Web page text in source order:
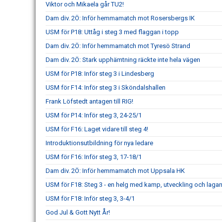
Viktor och Mikaela går TU2!
Dam div. 2Ö: Inför hemmamatch mot Rosersbergs IK
USM för P18: Uttåg i steg 3 med flaggan i topp
Dam div. 2Ö: Inför hemmamatch mot Tyresö Strand
Dam div. 2Ö: Stark upphämtning räckte inte hela vägen
USM för P18: Inför steg 3 i Lindesberg
USM för F14: Inför steg 3 i Sköndalshallen
Frank Löfstedt antagen till RIG!
USM för P14: Inför steg 3, 24-25/1
USM för F16: Laget vidare till steg 4!
Introduktionsutbildning för nya ledare
USM för F16: Inför steg 3, 17-18/1
Dam div. 2Ö: Inför hemmamatch mot Uppsala HK
USM för F18: Steg 3 - en helg med kamp, utveckling och
USM för F18: Inför steg 3, 3-4/1
God Jul & Gott Nytt År!